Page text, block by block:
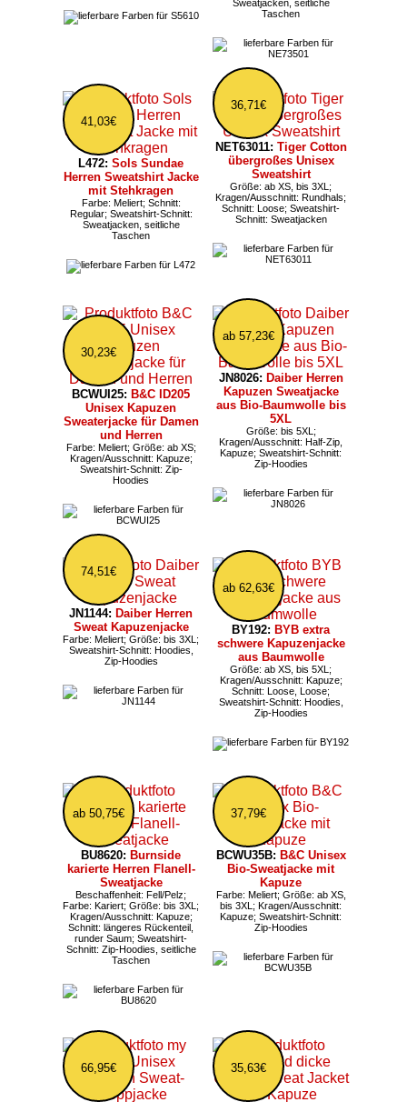
Sweatjacken, seitliche
Taschen
41,03€
L472: Sols Sundae
Herren Sweatshirt Jacke
mit Stehkragen
Farbe: Meliert; Schnitt:
Regular; Sweatshirt-Schnitt:
Sweatjacken, seitliche
Taschen
36,71€
NET63011: Tiger Cotton
übergroßes Unisex
Sweatshirt
Größe: ab XS, bis 3XL;
Kragen/Ausschnitt: Rundhals;
Schnitt: Loose; Sweatshirt-
Schnitt: Sweatjacken
30,23€
BCWUI25: B&C ID205
Unisex Kapuzen
Sweaterjacke für Damen
und Herren
Farbe: Meliert; Größe: ab XS;
Kragen/Ausschnitt: Kapuze;
Sweatshirt-Schnitt: Zip-
Hoodies
ab 57,23€
JN8026: Daiber Herren
Kapuzen Sweatjacke
aus Bio-Baumwolle bis
5XL
Größe: bis 5XL;
Kragen/Ausschnitt: Half-Zip,
Kapuze; Sweatshirt-Schnitt:
Zip-Hoodies
74,51€
JN1144: Daiber Herren
Sweat Kapuzenjacke
Farbe: Meliert; Größe: bis 3XL;
Sweatshirt-Schnitt: Hoodies,
Zip-Hoodies
ab 62,63€
BY192: BYB extra
schwere Kapuzenjacke
aus Baumwolle
Größe: ab XS, bis 5XL;
Kragen/Ausschnitt: Kapuze;
Schnitt: Loose, Loose;
Sweatshirt-Schnitt: Hoodies,
Zip-Hoodies
ab 50,75€
BU8620: Burnside
karierte Herren Flanell-
Sweatjacke
Beschaffenheit: Fell/Pelz;
Farbe: Kariert; Größe: bis 3XL;
Kragen/Ausschnitt: Kapuze;
Schnitt: längeres Rückenteil,
runder Saum; Sweatshirt-
Schnitt: Zip-Hoodies, seitliche
Taschen
37,79€
BCWU35B: B&C Unisex
Bio-Sweatjacke mit
Kapuze
Farbe: Meliert; Größe: ab XS,
bis 3XL; Kragen/Ausschnitt:
Kapuze; Sweatshirt-Schnitt:
Zip-Hoodies
66,95€ 35,63€